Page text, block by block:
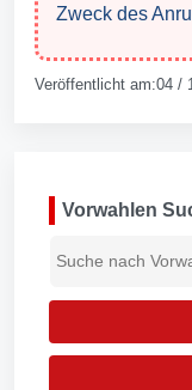
Zweck des
Veröffentlicht am:04
Vorwahlen